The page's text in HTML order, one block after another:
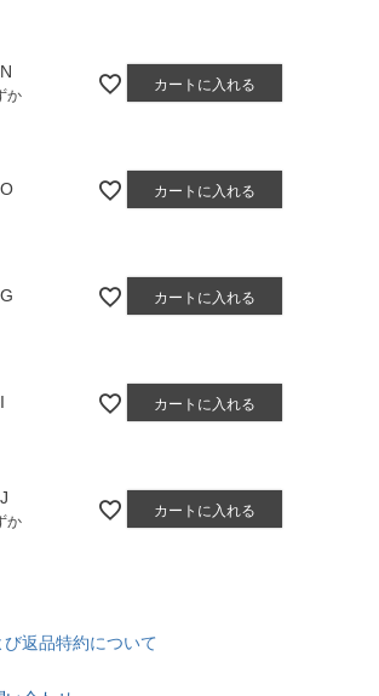
か
カートに入れる
カートに入れる
カートに入れる
カートに入れる
か
カートに入れる
返品特約について